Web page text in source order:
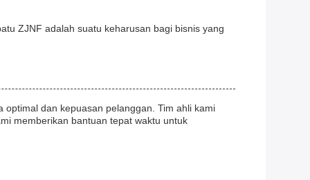
ZJNF adalah suatu keharusan bagi bisnis yang
dan kepuasan pelanggan. Tim ahli kami
memberikan bantuan tepat waktu untuk